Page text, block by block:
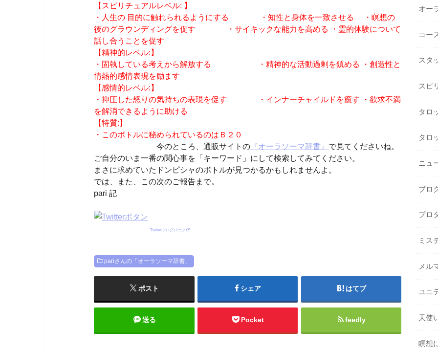
【スピリチュアルレベル: 】
・人生の 目的に触れられるようにする ・知性と身体を一致させる ・瞑想の
後のグラウンディングを促す ・サイキックな能力を高める ・霊的体験について
話し合うことを促す
【精神的レベル:】
・固執している考えから解放する ・精神的な活動過剰を鎮める ・創造性と
情熱的感情表現を励ます
【感情的レベル:】
・抑圧した怒りの気持ちの表現を促す ・インナーチャイルドを癒す ・欲求不満
を解消できるように助ける
【特質:】
・このボトルに秘められているのはＢ２０
今のところ、通販サイトの 『オーラソーマ辞書』 で見てくださいね。
ご自分のいま一番の関心事を「キーワード」にして検索してみてください。
まさに求めていたドンピシャのボトルが見つかるかもしれませんよ。
では、また、この次のご報告まで。
pari 記
Twitterブログパーツ
pariさんの「オーラソーマ辞書」
ポスト シェア はてブ
送る Pocket feedly
オー
コー
スタ
スピ
タロ
タロ
ニュ
ブロ
プロ
ミス
メル
ユニ
天使
瞑想